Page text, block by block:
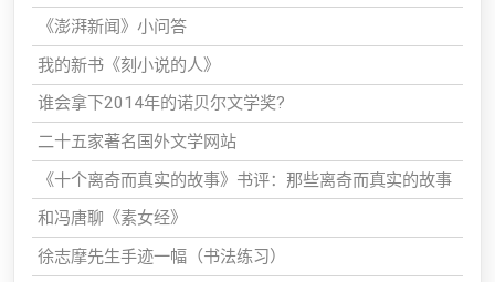
《澎湃新闻》小问答
我的新书《刻小说的人》
谁会拿下2014年的诺贝尔文学奖?
二十五家著名国外文学网站
《十个离奇而真实的故事》书评：那些离奇而真实的故事
和冯唐聊《素女经》
徐志摩先生手迹一幅（书法练习）